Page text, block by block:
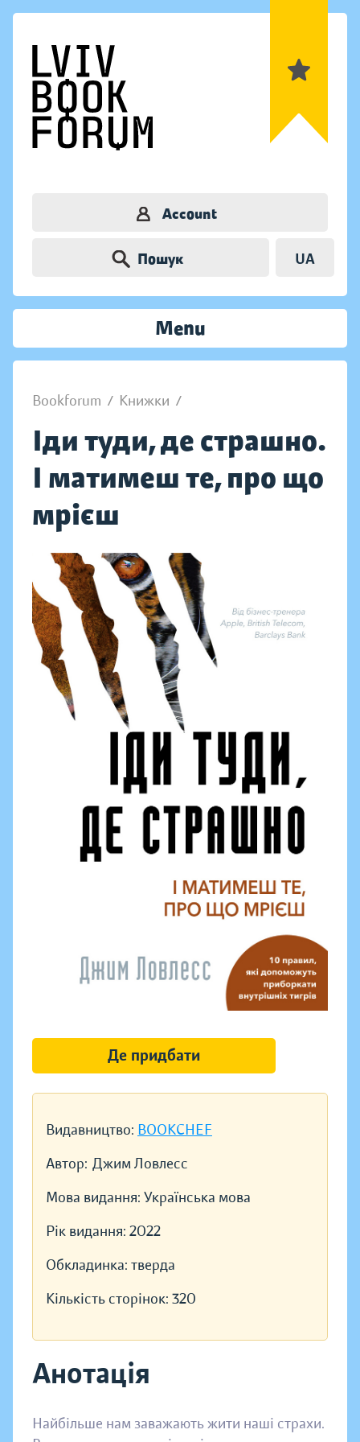
Account
Пошук UA
Menu
Bookforum / Книжки /
Іди туди, де страшно.
І матимеш те, про що
мрієш
Видавництво: BOOKCHEF
Автор: Джим Ловлесс
Мова видання: Українська мова
Рік видання: 2022
Обкладинка: тверда
Кількість сторінок: 320
Анотація
Найбільше нам заважають жити наші страхи.
Де придбати